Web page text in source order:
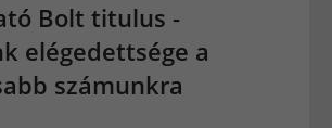
Bolt titulus -
elégedettsége a
számunkra